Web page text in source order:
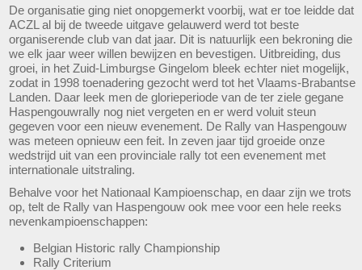
De organisatie ging niet onopgemerkt voorbij, wat er toe leidde dat
ACZL al bij de tweede uitgave gelauwerd werd tot beste
organiserende club van dat jaar. Dit is natuurlijk een bekroning die
we elk jaar weer willen bewijzen en bevestigen. Uitbreiding, dus
groei, in het Zuid-Limburgse Gingelom bleek echter niet mogelijk,
zodat in 1998 toenadering gezocht werd tot het Vlaams-Brabantse
Landen. Daar leek men de glorieperiode van de ter ziele gegane
Haspengouwrally nog niet vergeten en er werd voluit steun
gegeven voor een nieuw evenement. De Rally van Haspengouw
was meteen opnieuw een feit. In zeven jaar tijd groeide onze
wedstrijd uit van een provinciale rally tot een evenement met
internationale uitstraling.
Behalve voor het Nationaal Kampioenschap, en daar zijn we trots
op, telt de Rally van Haspengouw ook mee voor een hele reeks
nevenkampioenschappen:
Belgian Historic rally Championship
Rally Criterium